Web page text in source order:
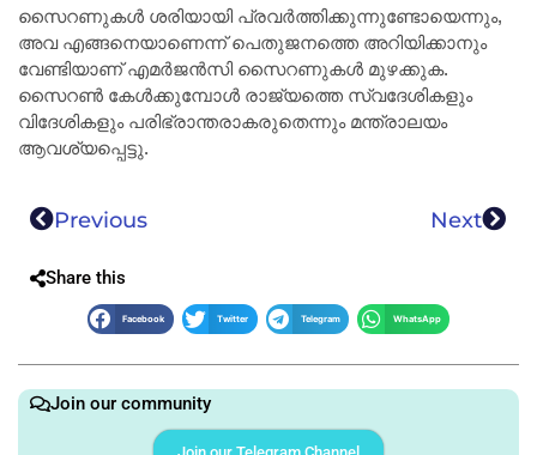
സൈറണുകൾ ശരിയായി പ്രവർത്തിക്കുന്നുണ്ടോയെന്നും,
അവ എങ്ങനെയാണെന്ന് പെതുജനത്തെ അറിയിക്കാനും
വേണ്ടിയാണ് എമർജൻസി സൈറണുകൾ മുഴക്കുക.
സൈറൺ കേൾക്കുമ്പോൾ രാജ്യത്തെ സ്വദേശികളും
വിദേശികളും പരിഭ്രാന്തരാകരുതെന്നും മന്ത്രാലയം
ആവശ്യപ്പെട്ടു.
Previous Next
Share this
Facebook Twitter Telegram WhatsApp
Join our community